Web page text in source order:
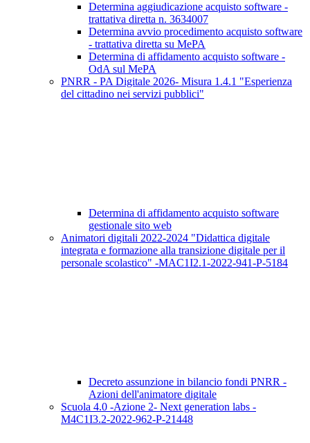
Determina aggiudicazione acquisto software -
trattativa diretta n. 3634007
Determina avvio procedimento acquisto software
- trattativa diretta su MePA
Determina di affidamento acquisto software -
OdA sul MePA
PNRR - PA Digitale 2026- Misura 1.4.1 "Esperienza
del cittadino nei servizi pubblici"
Determina di affidamento acquisto software
gestionale sito web
Animatori digitali 2022-2024 "Didattica digitale
integrata e formazione alla transizione digitale per il
personale scolastico" -MAC1I2.1-2022-941-P-5184
Decreto assunzione in bilancio fondi PNRR -
Azioni dell'animatore digitale
Scuola 4.0 -Azione 2- Next generation labs -
M4C1I3.2-2022-962-P-21448